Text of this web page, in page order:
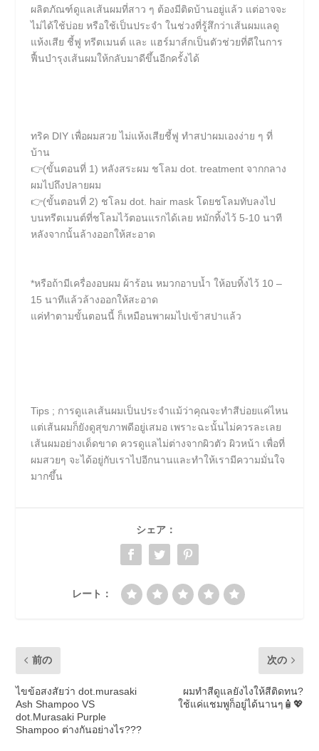
ผลิตภัณฑ์ดูแลเส้นผมที่สาว ๆ ต้องมีติดบ้านอยู่แล้ว แต่อาจจะ
ไม่ได้ใช้บ่อย หรือใช้เป็นประจำ ในช่วงที่รู้สึกว่าเส้นผมแลดู
แห้งเสีย ชี้ฟู ทรีตเมนต์ และ แฮร์มาส์กเป็นตัวช่วยที่ดีในการ
ฟื้นบำรุงเส้นผมให้กลับมาดีขึ้นอีกครั้งได้
ทริค DIY เพื่อผมสวย ไม่แห้งเสียชี้ฟู ทำสปาผมเองง่าย ๆ ที่
บ้าน
👉(ขั้นตอนที่ 1) หลังสระผม ชโลม dot. treatment จากกลาง
ผมไปถึงปลายผม
👉(ขั้นตอนที่ 2) ชโลม dot. hair mask โดยชโลมทับลงไป
บนทรีตเมนต์ที่ชโลมไว้ตอนแรกได้เลย หมักทิ้งไว้ 5-10 นาที
หลังจากนั้นล้างออกให้สะอาด
*หรือถ้ามีเครื่องอบผม ผ้าร้อน หมวกอาบน้ำ ให้อบทิ้งไว้ 10 –
15 นาทีแล้วล้างออกให้สะอาด
แค่ทำตามขั้นตอนนี้ ก็เหมือนพาผมไปเข้าสปาแล้ว
Tips ; การดูแลเส้นผมเป็นประจำแม้ว่าคุณจะทำสีบ่อยแค่ไหน
แต่เส้นผมก็ยังดูสุขภาพดีอยู่เสมอ เพราะฉะนั้นไม่ควรละเลย
เส้นผมอย่างเด็ดขาด ควรดูแลไม่ต่างจากผิวตัว ผิวหน้า เพื่อที่
ผมสวยๆ จะได้อยู่กับเราไปอีกนานและทำให้เรามีความมั่นใจ
มากขึ้น
シェア：
レート：
前の
ไขข้อสงสัยว่า dot.murasaki
Ash Shampoo VS
dot.Murasaki Purple
Shampoo ต่างกันอย่างไร???
次の
ผมทำสีดูแลยังไงให้สีติดทน?
ใช้แค่แชมพูก็อยู่ได้นานๆ🧴💖